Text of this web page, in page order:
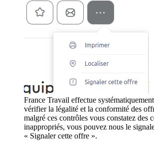
France Travail effectue
vérifier la légalité et la conformité des
malgré ces contrôles vous constatez des
inappropriés, vous pouvez nous le
« Signaler cette offre ».